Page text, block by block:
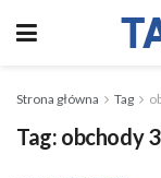
Strona główna Tag
Tag: obchody